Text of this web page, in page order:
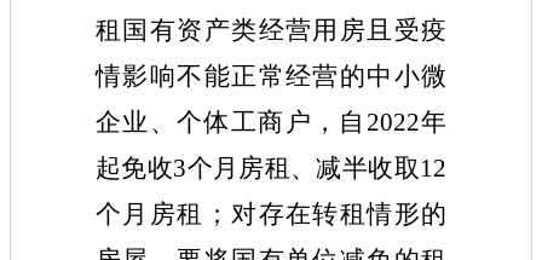
租国有资产类经营用房且受疫
情影响不能正常经营的中小微
企业、个体工商户，自2022年
起免收3个月房租、减半收取12
个月房租；对存在转租情形的